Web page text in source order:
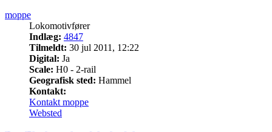
moppe
Lokomotivfører
Indlæg: 4847
Tilmeldt: 30 jul 2011, 12:22
Digital: Ja
Scale: H0 - 2-rail
Geografisk sted: Hammel
Kontakt:
Kontakt moppe
Websted